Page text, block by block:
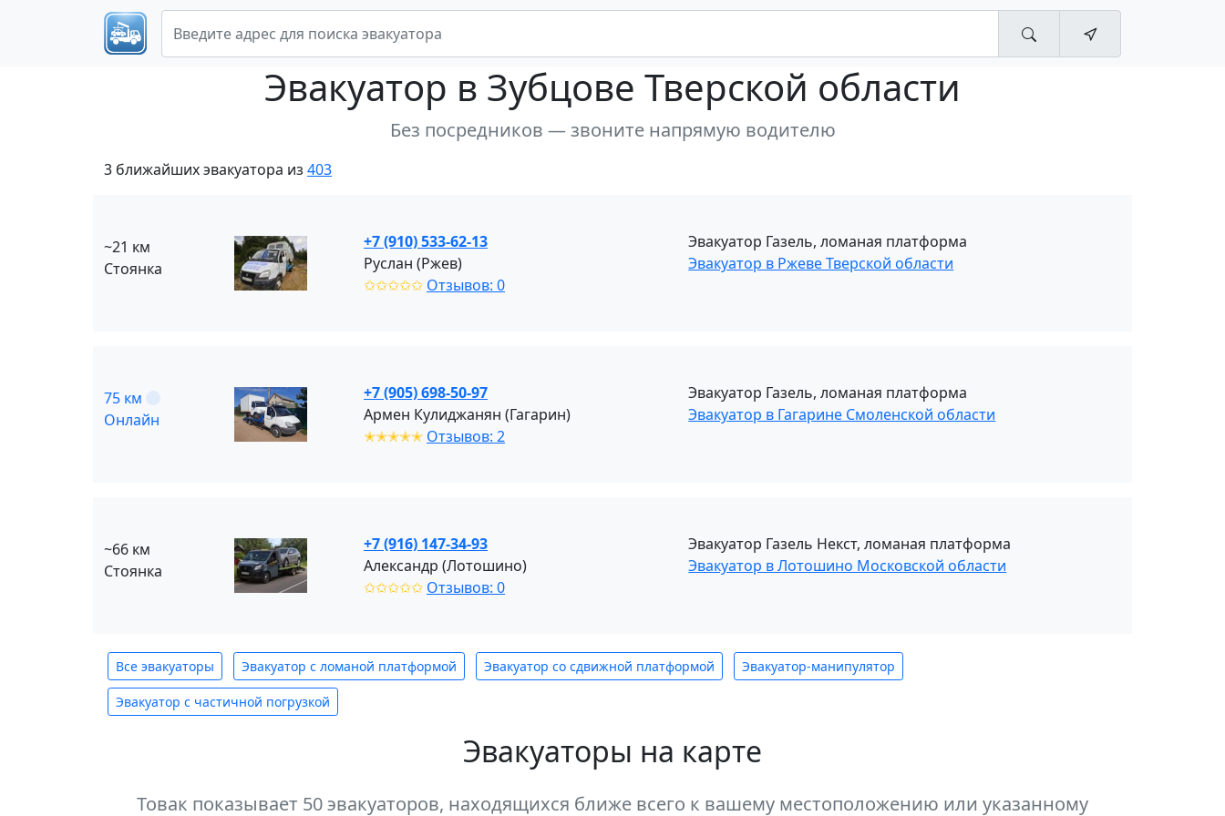
Эвакуатор в Зубцове Тверской области
Без посредников — звоните напрямую водителю
3 ближайших эвакуатора из 403
~21 км
Стоянка
+7 (910) 533-62-13
Руслан (Ржев)
✩✩✩✩✩ Отзывов: 0
Эвакуатор Газель, ломаная платформа
Эвакуатор в Ржеве Тверской области
75 км
Онлайн
+7 (905) 698-50-97
Армен Кулиджанян (Гагарин)
✭✭✭✭✭ Отзывов: 2
Эвакуатор Газель, ломаная платформа
Эвакуатор в Гагарине Смоленской области
~66 км
Стоянка
+7 (916) 147-34-93
Александр (Лотошино)
✩✩✩✩✩ Отзывов: 0
Эвакуатор Газель Некст, ломаная платформа
Эвакуатор в Лотошино Московской области
Все эвакуаторы Эвакуатор с ломаной платформой Эвакуатор со сдвижной платформой Эвакуатор-манипулятор
Эвакуатор с частичной погрузкой
Эвакуаторы на карте
Товак показывает 50 эвакуаторов, находящихся ближе всего к вашему местоположению или указанному